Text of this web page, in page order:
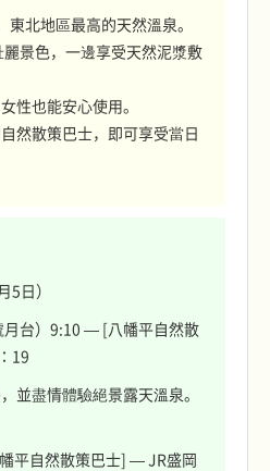
北地區最高的天然溫泉。
景色，一邊享受天然泥漿敷
性也能安心使用。
然散策巴士，即可享受當日
5日）
台）9:10 — [八幡平自然散
19
並盡情體驗絕景露天溫泉。
平自然散策巴士] — JR盛岡